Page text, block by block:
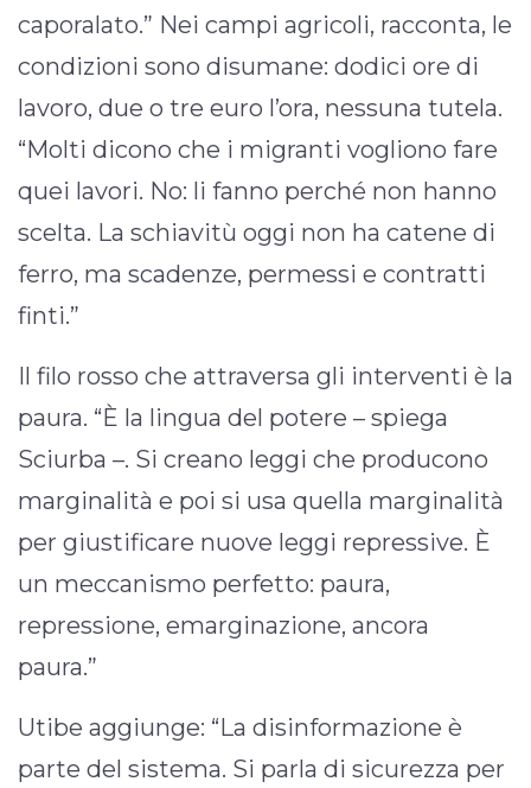
caporalato.” Nei campi agricoli, racconta, le
condizioni sono disumane: dodici ore di
lavoro, due o tre euro l’ora, nessuna tutela.
“Molti dicono che i migranti vogliono fare
quei lavori. No: li fanno perché non hanno
scelta. La schiavitù oggi non ha catene di
ferro, ma scadenze, permessi e contratti
finti.”
Il filo rosso che attraversa gli interventi è la
paura. “È la lingua del potere – spiega
Sciurba –. Si creano leggi che producono
marginalità e poi si usa quella marginalità
per giustificare nuove leggi repressive. È
un meccanismo perfetto: paura,
repressione, emarginazione, ancora
paura.”
Utibe aggiunge: “La disinformazione è
parte del sistema. Si parla di sicurezza per